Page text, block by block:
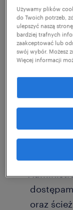
Masz
Mamy dla
Poznaniu!
Wsparcie
obsługa
oraz
Używamy plików
do Twoich potrzeb,
ulepszyć naszą
bardziej trafnych
zaakceptować lub
swój wybór. Możesz
Więcej informacji